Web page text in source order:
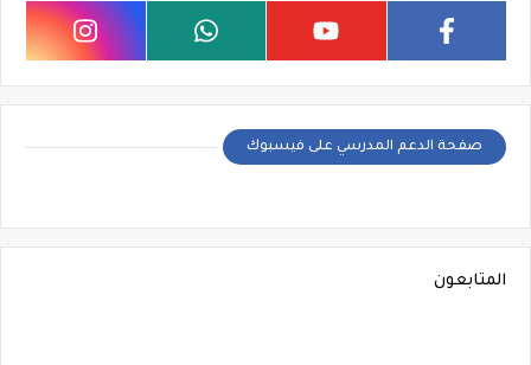
صفحة الدعم المدرسي على فيسبوك
المتابعون